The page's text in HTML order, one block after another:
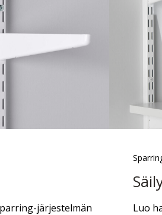
järjestelmän
Luo